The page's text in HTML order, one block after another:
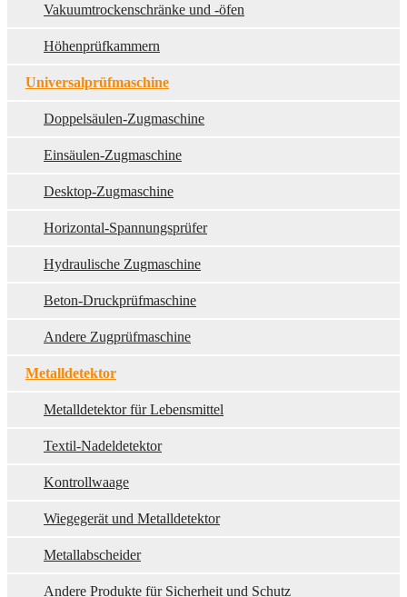
Vakuumtrockenschränke und -öfen
Höhenprüfkammern
Universalprüfmaschine
Doppelsäulen-Zugmaschine
Einsäulen-Zugmaschine
Desktop-Zugmaschine
Horizontal-Spannungsprüfer
Hydraulische Zugmaschine
Beton-Druckprüfmaschine
Andere Zugprüfmaschine
Metalldetektor
Metalldetektor für Lebensmittel
Textil-Nadeldetektor
Kontrollwaage
Wiegegerät und Metalldetektor
Metallabscheider
Andere Produkte für Sicherheit und Schutz